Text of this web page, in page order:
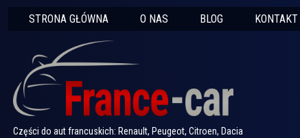
STRONA GŁÓWNA O NAS BLOG KONTAKT
Części do aut francuskich: Renault, Peugeot, Citroen, Dacia